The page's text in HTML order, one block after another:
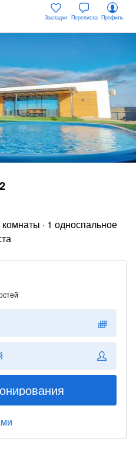
Закладки Переписка Профиль
комнаты · 1 односпальное